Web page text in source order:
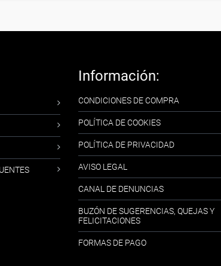
Información:
CONDICIONES DE COMPRA
POLÍTICA DE COOKIES
POLÍTICA DE PRIVACIDAD
AVISO LEGAL
CANAL DE DENUNCIAS
BUZÓN DE SUGERENCIAS, QUEJAS Y
FELICITACIONES
FORMAS DE PAGO